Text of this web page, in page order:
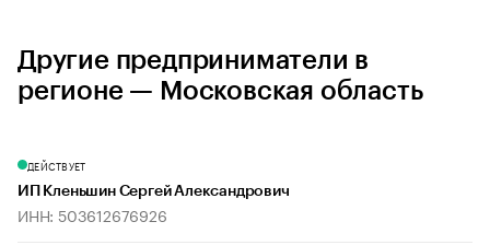
Другие предприниматели в
регионе — Московская область
ДЕЙСТВУЕТ
ИП Кленьшин Сергей Александрович
ИНН: 503612676926